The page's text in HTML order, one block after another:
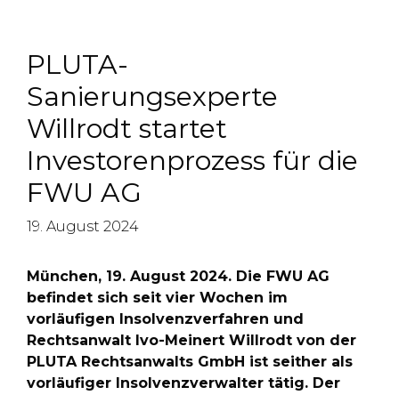
PLUTA-
Sanierungsexperte
Willrodt startet
Investorenprozess für die
FWU AG
19. August 2024
München, 19. August 2024. Die FWU AG
befindet sich seit vier Wochen im
vorläufigen Insolvenzverfahren und
Rechtsanwalt Ivo-Meinert Willrodt von der
PLUTA Rechtsanwalts GmbH ist seither als
vorläufiger Insolvenzverwalter tätig. Der